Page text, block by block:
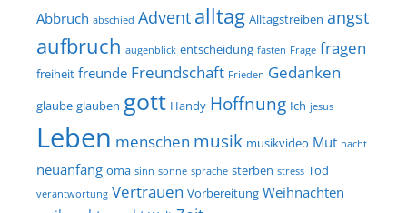
Abbruch abschied Advent alltag Alltagstreiben angst
aufbruch augenblick entscheidung fasten Frage fragen
freiheit freunde Freundschaft Frieden Gedanken
glaube glauben gott Handy Hoffnung Ich jesus
Leben menschen musik musikvideo Mut nacht
neuanfang oma sinn sonne sprache sterben stress Tod
verantwortung Vertrauen Vorbereitung Weihnachten